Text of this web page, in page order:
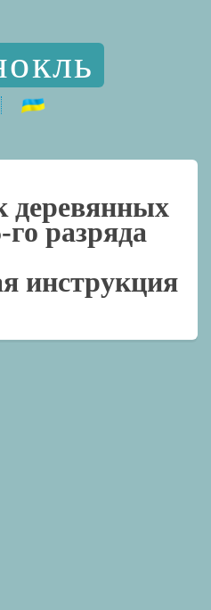
разряда
инструкция